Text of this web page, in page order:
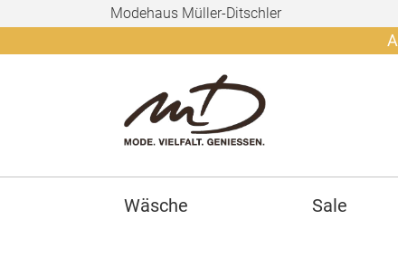
Modehaus Müller-Ditschler
Ab
Wäsche Sale